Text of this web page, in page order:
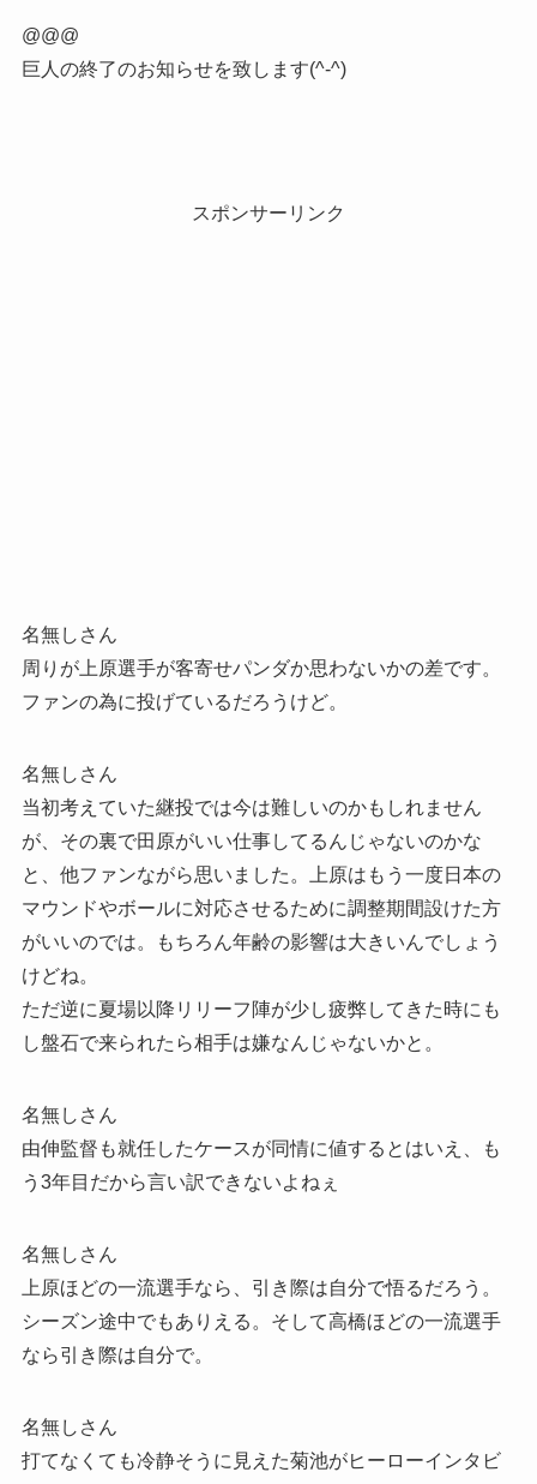
@@@
巨人の終了のお知らせを致します(^-^)
スポンサーリンク
名無しさん
周りが上原選手が客寄せパンダか思わないかの差です。
ファンの為に投げているだろうけど。
名無しさん
当初考えていた継投では今は難しいのかもしれません
が、その裏で田原がいい仕事してるんじゃないのかな
と、他ファンながら思いました。上原はもう一度日本の
マウンドやボールに対応させるために調整期間設けた方
がいいのでは。もちろん年齢の影響は大きいんでしょう
けどね。
ただ逆に夏場以降リリーフ陣が少し疲弊してきた時にも
し盤石で来られたら相手は嫌なんじゃないかと。
名無しさん
由伸監督も就任したケースが同情に値するとはいえ、も
う3年目だから言い訳できないよねぇ
名無しさん
上原ほどの一流選手なら、引き際は自分で悟るだろう。
シーズン途中でもありえる。そして高橋ほどの一流選手
なら引き際は自分で。
名無しさん
打てなくても冷静そうに見えた菊池がヒーローインタビ